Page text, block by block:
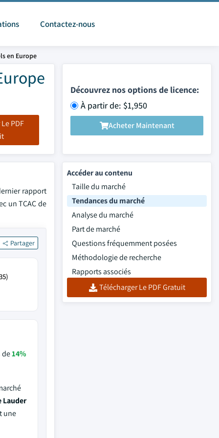
Contactez-nous
en Europe
PDF
Découvrez nos options de licence:
À partir de: $1,950
Acheter Maintenant
rapport
un TCAC de
Partager
de14%
Lauder
une
Accéder au contenu
Taille du marché
Tendances du marché
Analyse du marché
Part de marché
Questions fréquemment posées
Méthodologie de recherche
Rapports associés
Télécharger Le PDF Gratuit